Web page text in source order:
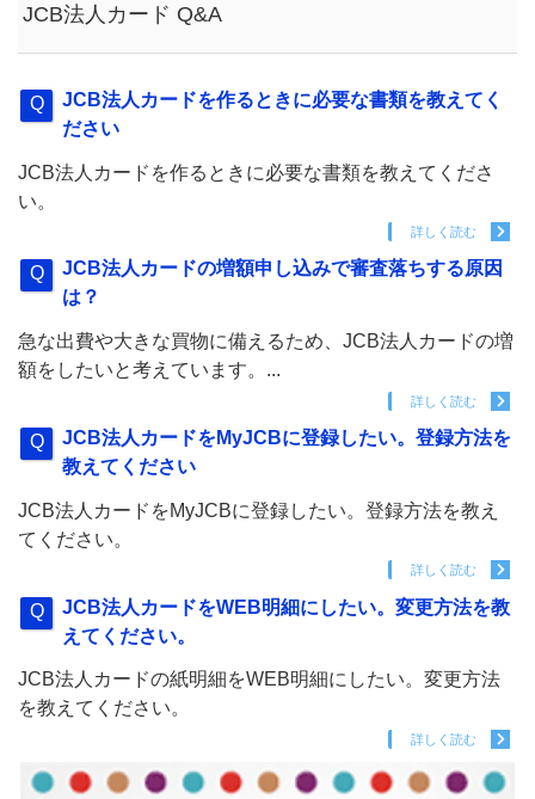
JCB法人カード Q&A
JCB法人カードを作るときに必要な書類を教えてく
ださい
JCB法人カードを作るときに必要な書類を教えてくださ
い。
詳しく読む
JCB法人カードの増額申し込みで審査落ちする原因
は？
急な出費や大きな買物に備えるため、JCB法人カードの増
額をしたいと考えています。...
詳しく読む
JCB法人カードをMyJCBに登録したい。登録方法を
教えてください
JCB法人カードをMyJCBに登録したい。登録方法を教え
てください。
詳しく読む
JCB法人カードをWEB明細にしたい。変更方法を教
えてください。
JCB法人カードの紙明細をWEB明細にしたい。変更方法
を教えてください。
詳しく読む